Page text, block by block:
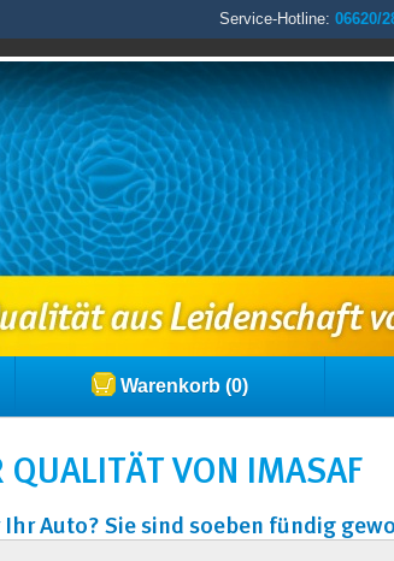
Service-Hotline: 06620/
Warenkorb (0)
QUALITÄT VON IMASAF
Auto? Sie sind soeben fündig